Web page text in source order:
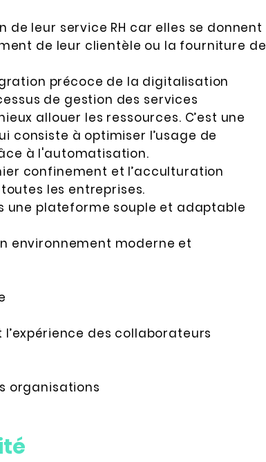
leur service RH car elles se donnent
de leur clientèle ou la fourniture de
précoce de la digitalisation
de gestion des services
allouer les ressources. C’est une
consiste à optimiser l’usage de
à l'automatisation.
confinement et l’acculturation
les entreprises.
une plateforme souple et adaptable
environnement moderne et
l’expérience des collaborateurs
organisations